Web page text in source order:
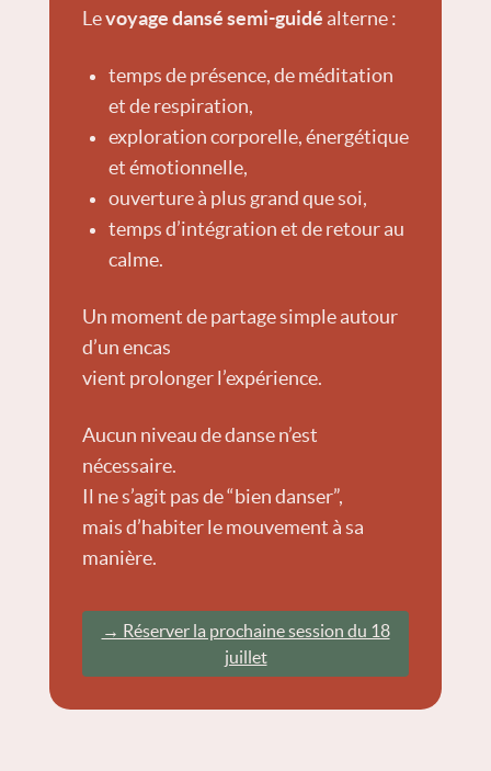
Levoyage dansé semi-guidé alterne :
temps de présence, de méditation
et de respiration,
exploration corporelle, énergétique
et émotionnelle,
ouverture à plus grand que soi,
temps d’intégration et de retour au
calme.
Un moment de partage simple autour
d’un encas
vient prolonger l’expérience.
Aucun niveau de danse n’est
nécessaire.
Il ne s’agit pas de “bien danser”,
mais d’habiter le mouvement à sa
manière.
→ Réserver la prochaine session du 18
juillet